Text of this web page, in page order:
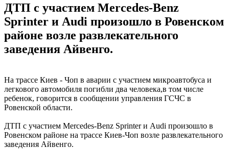
ДТП с участием Mercedes-Benz
Sprinter и Audi произошло в Ровенском
районе возле развлекательного
заведения Айвенго.
На трассе Киев - Чоп в аварии с участием микроавтобуса и
легкового автомобиля погибли два человека,в том числе
ребенок, говорится в сообщении управления ГСЧС в
Ровенской области.
ДТП с участием Mercedes-Benz Sprinter и Audi произошло в
Ровенском районе на трассе Киев-Чоп возле развлекательного
заведения Айвенго.